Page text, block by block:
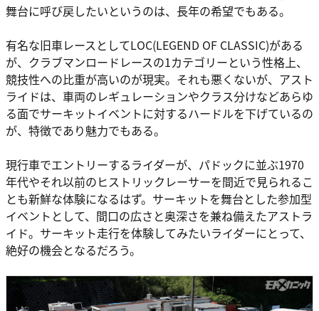
舞台に呼び戻したいというのは、長年の希望でもある。
有名な旧車レースとしてLOC(LEGEND OF CLASSIC)がある
が、クラブマンロードレースの1カテゴリーという性格上、
競技性への比重が高いのが現実。それも悪くないが、アスト
ライドは、車両のレギュレーションやクラス分けなどあらゆ
る面でサーキットイベントに対するハードルを下げているの
が、特徴であり魅力でもある。
現行車でエントリーするライダーが、パドックに並ぶ1970
年代やそれ以前のヒストリックレーサーを間近で見られるこ
とも新鮮な体験になるはず。サーキットを舞台とした参加型
イベントとして、間口の広さと奥深さを兼ね備えたアストラ
イド。サーキット走行を体験してみたいライダーにとって、
絶好の機会となるだろう。